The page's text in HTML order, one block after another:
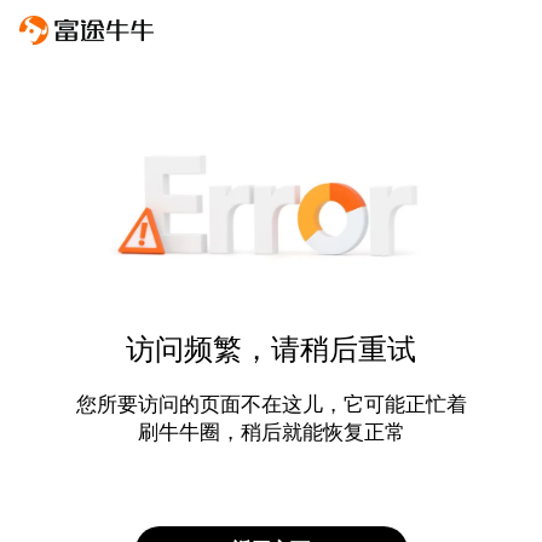
访问频繁，请稍后重试
您所要访问的页面不在这儿，它可能正忙着
刷牛牛圈，稍后就能恢复正常